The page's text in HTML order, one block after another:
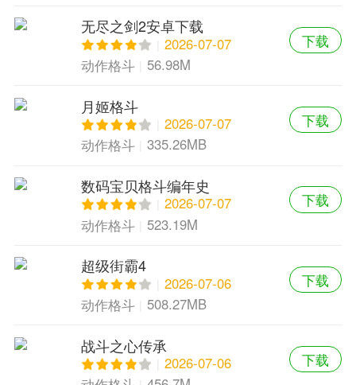
无尽之剑2安卓下载
2026-07-07
动作格斗
56.98M
下载
月姬格斗
2026-07-07
动作格斗
335.26MB
下载
数码宝贝格斗编年史
2026-07-07
动作格斗
523.19M
下载
超级街霸4
2026-07-06
动作格斗
508.27MB
下载
战斗之心传承
2026-07-06
下载